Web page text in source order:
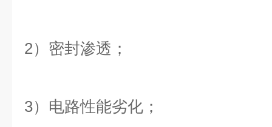
2）密封渗透；
3）电路性能劣化；